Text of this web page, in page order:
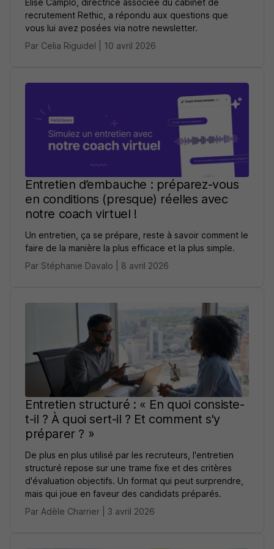
Élise Camplo, directrice associée du cabinet de
recrutement Rethic, a répondu aux questions que
vous lui avez posées via notre newsletter.
Par Celia Riguidel | 10 avril 2026
Entretien d’embauche : préparez-vous
en conditions (presque) réelles avec
notre coach virtuel !
Un entretien, ça se prépare, reste à savoir comment le
faire de la manière la plus efficace et la plus simple.
Par Stéphanie Davalo | 8 avril 2026
Entretien structuré : « En quoi consiste-
t-il ? À quoi sert-il ? Et comment s'y
préparer ? »
De plus en plus utilisé par les recruteurs, l'entretien
structuré repose sur une trame fixe et des critères
d'évaluation objectifs. Un format qui peut surprendre,
mais qui joue en faveur des candidats préparés.
Par Adèle Charrier | 3 avril 2026